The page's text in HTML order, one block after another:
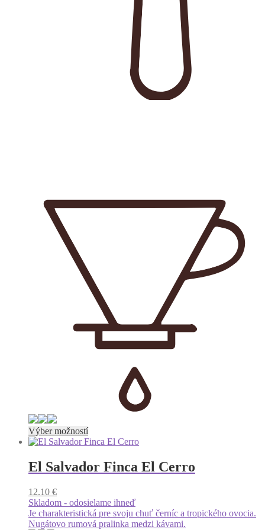
Výber možnostíTento
produkt
viacero
variantov.
môžete
vybrať
na
El Salvador Finca El Cerro
12.10 €
Skladom - odosielame ihneď
Je charakteristická pre svoju chuť černíc a tropického ovocia.
Nugátovo rumová pralinka medzi kávami.